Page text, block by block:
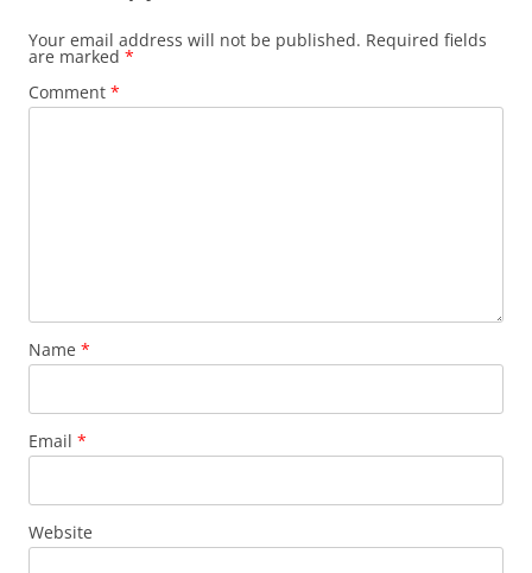
Your email address will not be published. Required fields
are marked *
Comment *
Name *
Email *
Website